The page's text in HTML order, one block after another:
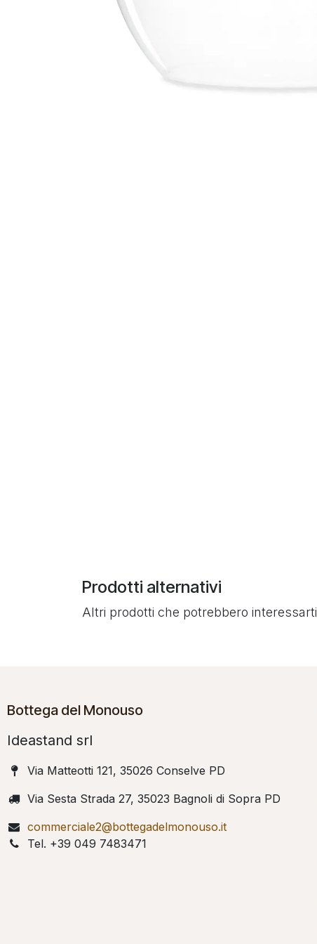
Prodotti alternativi
Altri prodotti che potrebbero interessarti
Bottega del Monouso
Ideastand srl
Via Matteotti 121, 35026 Conselve PD
Via Sesta Strada 27, 35023 Bagnoli di Sopra PD
commerciale2@bottegadelmonouso.it
Tel. +39 049 7483471